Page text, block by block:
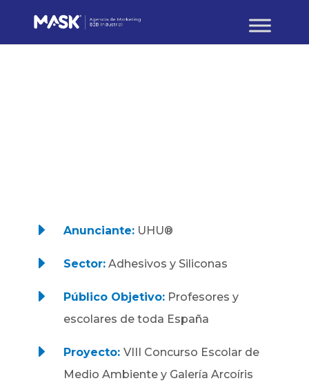
E Anunciante:UHU®
E Sector:Adhesivos y Siliconas
E Público Objetivo:Profesores y
escolares de toda España
E Proyecto: VIII Concurso Escolar de
Medio Ambiente y Galería Arcoíris